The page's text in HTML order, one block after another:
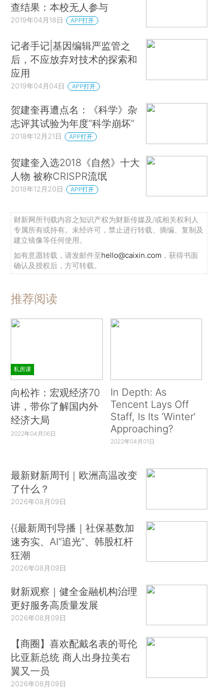
查结果：本校无人参与
2019年04月18日 APP打开
记者手记|基因编辑严监管之
后，不应放弃对技术的探索和
应用
2019年04月04日 APP打开
贺建奎再遭点名：《科学》杂
志评其试验为年度“科学崩坏”
2018年12月21日 APP打开
贺建奎入选2018《自然》十大
人物 被称CRISPR流氓
2018年12月20日 APP打开
财新网所刊载内容之知识产权为财新传媒及/或相关权利人
专属所有或持有。未经许可，禁止进行转载、摘编、复制及
建立镜像等任何使用。
如有意愿转载，请发邮件至hello@caixin.com ，获得书面
确认及授权后，方可转载。
推荐阅读
私房课
向松祚：宏观经济70
讲，带你了解国内外
经济大局
2022年04月06日
In Depth: As
Tencent Lays Off
Staff, Is Its ‘Winter’
Approaching?
2022年04月01日
最新财新周刊｜欧洲高温改变
了什么？
2026年08月09日
{{最新周刊导播｜社保基数加
速夯实、AI“追光”、韩股杠杆
狂潮
2026年08月09日
财新观察｜健全金融机构治理
更好服务高质量发展
2026年08月09日
【商圈】喜欢配戴名表的哥伦
比亚新总统 商人出身拉美右
翼又一员
2026年08月09日